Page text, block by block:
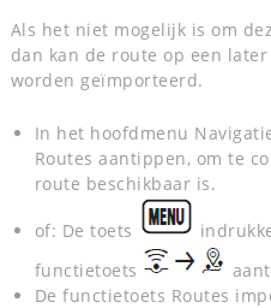
Als het niet mogelijk is om
dan kan de route op een
worden geïmporteerd.
In het hoofdmenu
Routes aantippen, om te
route beschikbaar is.
of: De toets
functietoets
De functietoets Routes